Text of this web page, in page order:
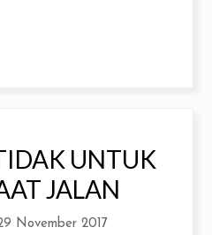
UNTUK
JALAN
November 2017